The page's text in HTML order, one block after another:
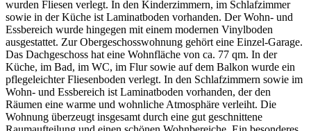
wurden Fliesen verlegt. In den Kinderzimmern, im Schlafzimmer
sowie in der Küche ist Laminatboden vorhanden. Der Wohn- und
Essbereich wurde hingegen mit einem modernen Vinylboden
ausgestattet. Zur Obergeschosswohnung gehört eine Einzel-Garage.
Das Dachgeschoss hat eine Wohnfläche von ca. 77 qm. In der
Küche, im Bad, im WC, im Flur sowie auf dem Balkon wurde ein
pflegeleichter Fliesenboden verlegt. In den Schlafzimmern sowie im
Wohn- und Essbereich ist Laminatboden vorhanden, der den
Räumen eine warme und wohnliche Atmosphäre verleiht. Die
Wohnung überzeugt insgesamt durch eine gut geschnittene